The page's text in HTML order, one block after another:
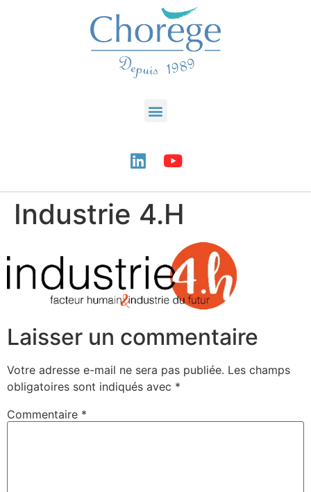
Industrie 4.H
Laisser un commentaire
Votre adresse e-mail ne sera pas publiée. Les champs
obligatoires sont indiqués avec *
Commentaire *